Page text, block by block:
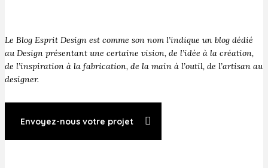
Le Blog Esprit Design est comme son nom l’indique un blog dédié
au Design présentant une certaine vision, de l’idée à la création,
de l’inspiration à la fabrication, de la main à l’outil, de l’artisan au
designer.
Envoyez-nous votre projet